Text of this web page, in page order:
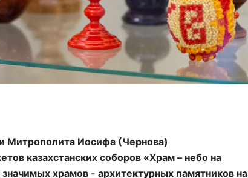
Митрополита Иосифа (Чернова)
казахстанских соборов «Храм – небо на
храмов - архитектурных памятников на